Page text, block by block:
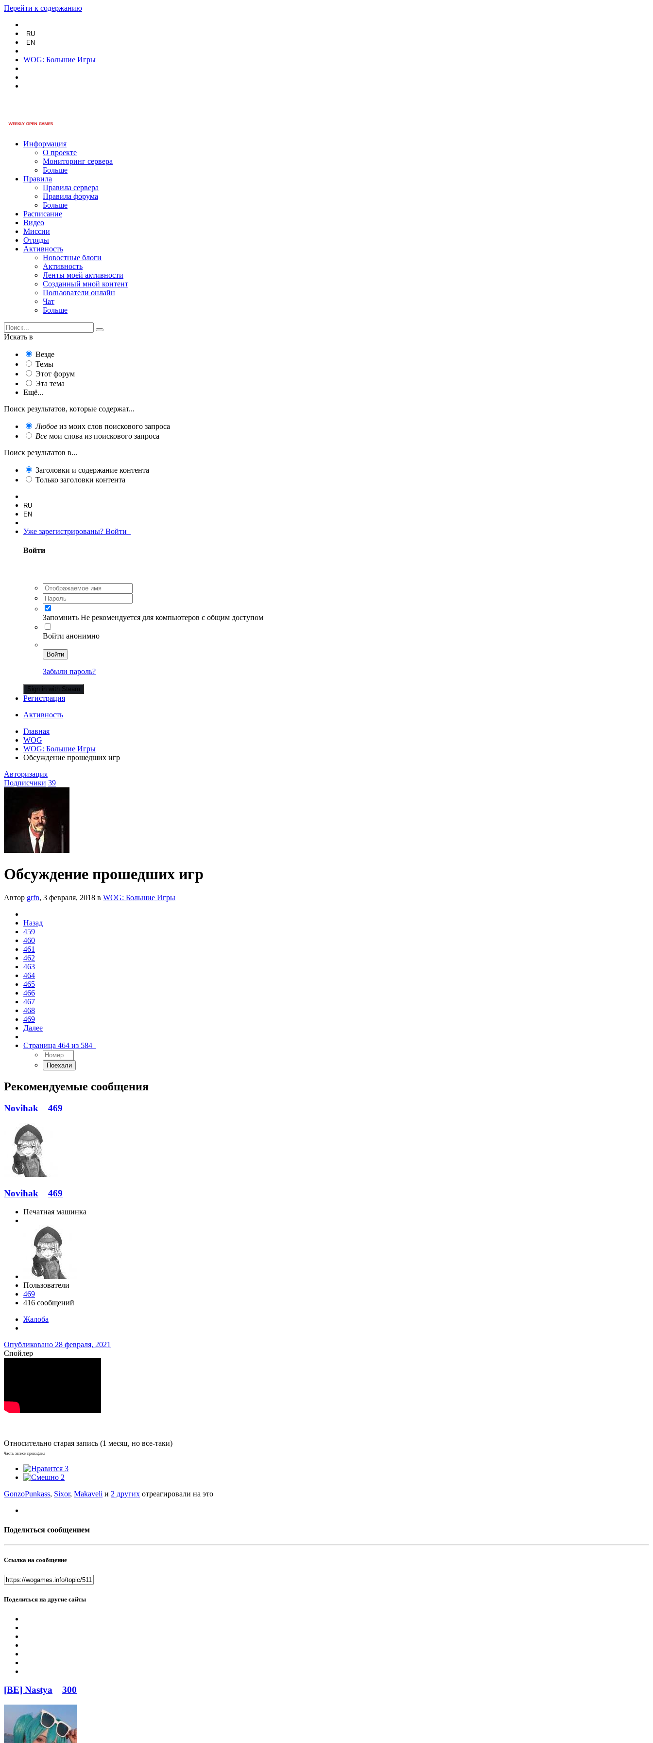
Перейти к содержанию
RU
EN
WOG: Большие Игры
Информация
О проекте
Мониторинг сервера
Больше
Правила
Правила сервера
Правила форума
Больше
Расписание
Видео
Миссии
Отряды
Активность
Новостные блоги
Активность
Ленты моей активности
Созданный мной контент
Пользователи онлайн
Чат
Больше
Искать в
Везде
Темы
Этот форум
Эта тема
Ещё...
Поиск результатов, которые содержат...
Любое из моих слов поискового запроса
Все мои слова из поискового запроса
Поиск результатов в...
Заголовки и содержание контента
Только заголовки контента
RU
EN
Уже зарегистрированы? Войти
Войти
Запомнить Не рекомендуется для компьютеров с общим доступом
Войти анонимно
Войти
Забыли пароль?
Sign in with Steam
Регистрация
Активность
Главная
WOG
WOG: Большие Игры
Обсуждение прошедших игр
Авторизация
Подписчики 39
Обсуждение прошедших игр
Автор grfn, 3 февраля, 2018 в WOG: Большие Игры
Назад
459
460
461
462
463
464
465
466
467
468
469
Далее
Страница 464 из 584
Рекомендуемые сообщения
Novihak 469
Novihak 469
Печатная машинка
Пользователи
469
416 сообщений
Жалоба
Опубликовано 28 февраля, 2021
Спойлер
Относительно старая запись (1 месяц, но все-таки)
Часть записи провафлил
3
2
GonzoPunkass, Sixor, Makaveli и 2 других отреагировали на это
Поделиться сообщением
Ссылка на сообщение
Поделиться на другие сайты
[BE] Nastya 300